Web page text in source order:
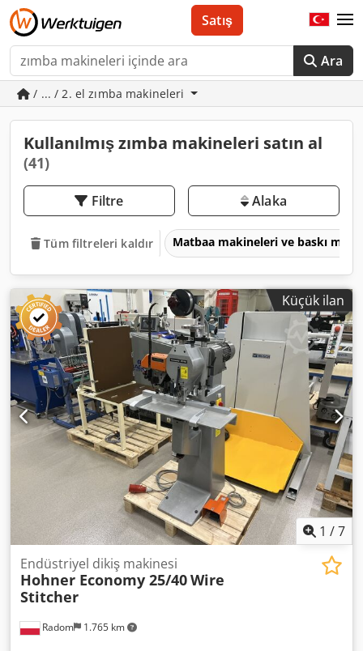
Ara
Satış
/ ... / 2. el zımba makineleri
Kullanılmış zımba makineleri satın al
(41)
Filtre Alaka
Tüm filtreleri kaldır Matbaa makineleri ve baskı
Küçük ilan
1 /7
Radom 1.765 km
Endüstriyel dikiş makinesi
Hohner Economy 25/40Wire
Stitcher